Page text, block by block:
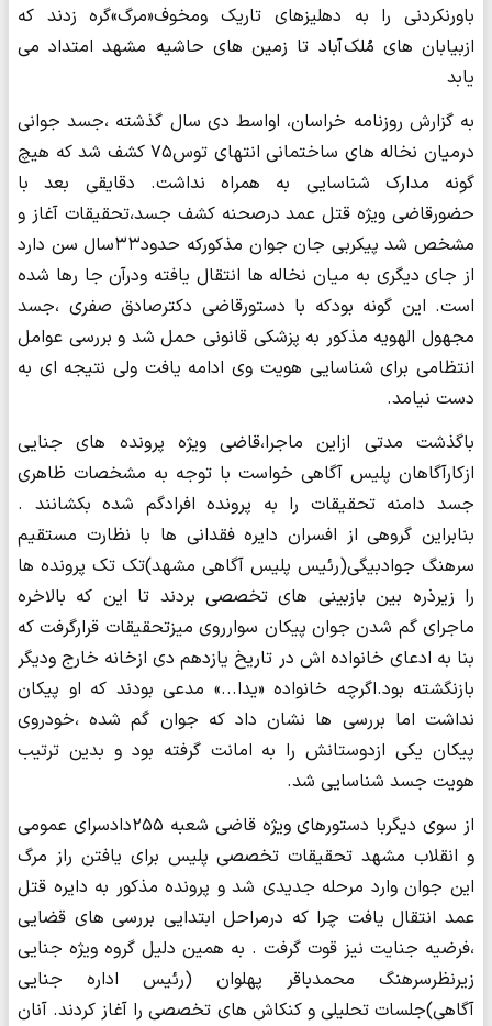
باورنکردنی را به دهلیزهای تاریک ومخوف«مرگ»گره زدند که
ازبیابان های مُلک آباد تا زمین های حاشیه مشهد امتداد می
یابد
به گزارش روزنامه خراسان، اواسط دی سال گذشته ،جسد جوانی
درمیان نخاله های ساختمانی انتهای توس۷۵ کشف شد که هیچ
گونه مدارک شناسایی به همراه نداشت. دقایقی بعد با
حضورقاضی ویژه قتل عمد درصحنه کشف جسد،تحقیقات آغاز و
مشخص شد پیکربی جان جوان مذکورکه حدود۳۳سال سن دارد
از جای دیگری به میان نخاله ها انتقال یافته ودرآن جا رها شده
است. این گونه بودکه با دستورقاضی دکترصادق صفری ،جسد
مجهول الهویه مذکور به پزشکی قانونی حمل شد و بررسی عوامل
انتظامی برای شناسایی هویت وی ادامه یافت ولی نتیجه ای به
دست نیامد.
باگذشت مدتی ازاین ماجرا،قاضی ویژه پرونده های جنایی
ازکارآگاهان پلیس آگاهی خواست با توجه به مشخصات ظاهری
جسد دامنه تحقیقات را به پرونده افرادگم شده بکشانند .
بنابراین گروهی از افسران دایره فقدانی ها با نظارت مستقیم
سرهنگ جوادبیگی(رئیس پلیس آگاهی مشهد)تک تک پرونده ها
را زیرذره بین بازبینی های تخصصی بردند تا این که بالاخره
ماجرای گم شدن جوان پیکان سوارروی میزتحقیقات قرارگرفت که
بنا به ادعای خانواده اش در تاریخ یازدهم دی ازخانه خارج ودیگر
بازنگشته بود.اگرچه خانواده «یدا...» مدعی بودند که او پیکان
نداشت اما بررسی ها نشان داد که جوان گم شده ،خودروی
پیکان یکی ازدوستانش را به امانت گرفته بود و بدین ترتیب
هویت جسد شناسایی شد.
از سوی دیگربا دستورهای ویژه قاضی شعبه ۲۵۵دادسرای عمومی
و انقلاب مشهد تحقیقات تخصصی پلیس برای یافتن راز مرگ
این جوان وارد مرحله جدیدی شد و پرونده مذکور به دایره قتل
عمد انتقال یافت چرا که درمراحل ابتدایی بررسی های قضایی
،فرضیه جنایت نیز قوت گرفت . به همین دلیل گروه ویژه جنایی
زیرنظرسرهنگ محمدباقر پهلوان (رئیس اداره جنایی
آگاهی)جلسات تحلیلی و کنکاش های تخصصی را آغاز کردند. آنان